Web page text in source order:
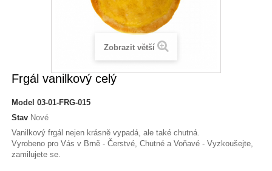
Zobrazit větší
Frgál vanilkový celý
Model 03-01-FRG-015
Stav Nové
Vanilkový frgál nejen krásně vypadá, ale také chutná.
Vyrobeno pro Vás v Brně - Čerstvé, Chutné a Voňavé - Vyzkoušejte,
zamilujete se.